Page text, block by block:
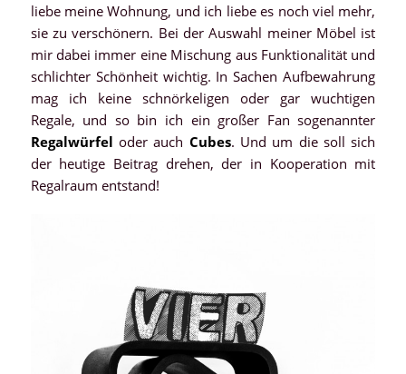
liebe meine Wohnung, und ich liebe es noch viel mehr,
sie zu verschönern. Bei der Auswahl meiner Möbel ist
mir dabei immer eine Mischung aus Funktionalität und
schlichter Schönheit wichtig. In Sachen Aufbewahrung
mag ich keine schnörkeligen oder gar wuchtigen
Regale, und so bin ich ein großer Fan sogenannter
Regalwürfel oder auch Cubes. Und um die soll sich
der heutige Beitrag drehen, der in Kooperation mit
Regalraum entstand!